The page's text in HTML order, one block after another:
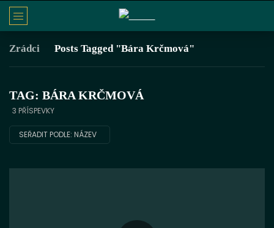
Zrádci Posts Tagged "Bára Krčmová"
TAG: BÁRA KRČMOVÁ
3 PŘÍSPEVKY
SEŘADIT PODLE: NÁZEV